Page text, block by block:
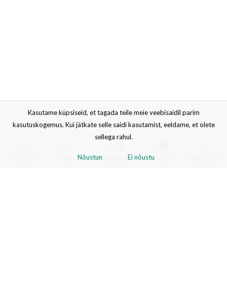
Lemmikud Ostukorv
Kasutame küpsiseid, et tagada teile meie veebisaidil parim
kasutuskogemus. Kui jätkate selle saidi kasutamist, eeldame, et olete
sellega rahul.
Nõustun Ei nõustu